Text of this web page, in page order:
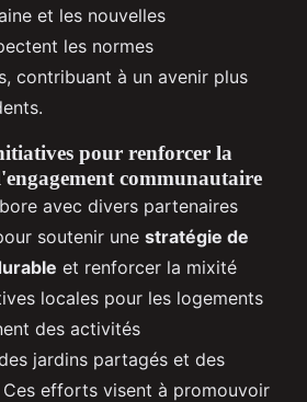
et les nouvelles
les normes
contribuant à un avenir plus
pour renforcer la
communautaire
avec divers partenaires
soutenir une stratégie de
et renforcer la mixité
locales pour les logements
des activités
jardins partagés et des
efforts visent à promouvoir